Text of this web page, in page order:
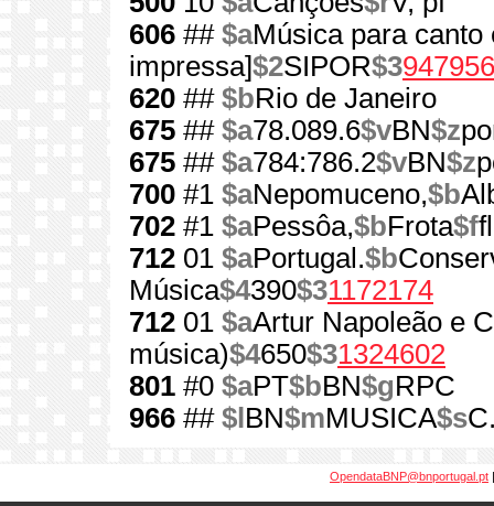
606 ## $aMúsica para canto
impressa]$2SIPOR$3947956
620 ## $bRio de Janeiro
675 ## $a78.089.6$vBN$z
675 ## $a784:786.2$vBN$z
700 #1 $aNepomuceno,$b
702 #1 $aPessôa,$bFrota$f
712 01 $aPortugal.$b
Música$4390$31172174
712 01 $aArtur Napoleão e
música)$4650$31324602
801 #0 $aPT$bBN$gRPC
966 ## $l BN$mMUSICA$s
OpendataBNP@bnportugal.pt